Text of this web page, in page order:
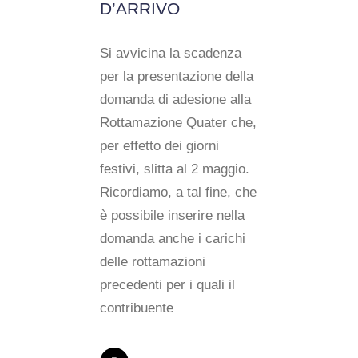
D’ARRIVO
Si avvicina la scadenza
per la presentazione della
domanda di adesione alla
Rottamazione Quater che,
per effetto dei giorni
festivi, slitta al 2 maggio.
Ricordiamo, a tal fine, che
è possibile inserire nella
domanda anche i carichi
delle rottamazioni
precedenti per i quali il
contribuente